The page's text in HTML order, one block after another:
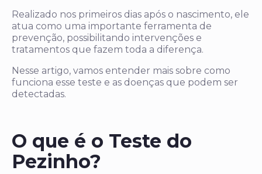
Realizado nos primeiros dias após o nascimento, ele
atua como uma importante ferramenta de
prevenção, possibilitando intervenções e
tratamentos que fazem toda a diferença.
Nesse artigo, vamos entender mais sobre como
funciona esse teste e as doenças que podem ser
detectadas.
O que é o Teste do
Pezinho?